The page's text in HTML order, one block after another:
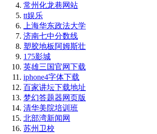
常州化龙巷网站
tt娱乐
上海华东政法大学
济南七中分数线
塑胶地板阿姆斯壮
175影城
英雄三国官网下载
iphone4字体下载
百家讲坛下载地址
梦幻答题器网页版
清华美院培训班
北部湾新闻网
苏州卫校